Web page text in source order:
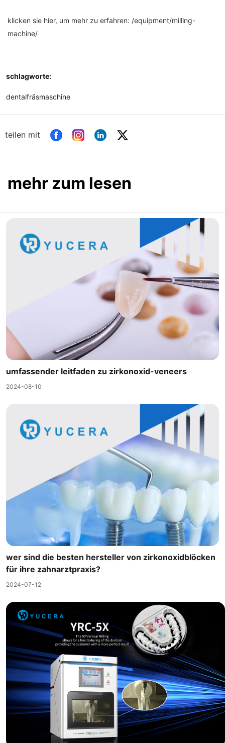
klicken sie hier, um mehr zu erfahren: /equipment/milling-
machine/
schlagworte:
dentalfräsmaschine
teilen mit
mehr zum lesen
umfassender leitfaden zu zirkonoxid-veneers
2024-08-10
wer sind die besten hersteller von zirkonoxidblöcken
für ihre zahnarztpraxis?
2024-07-12